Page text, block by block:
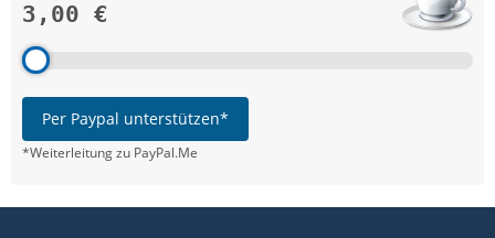
3,00 €
Per Paypal unterstützen*
*Weiterleitung zu PayPal.Me